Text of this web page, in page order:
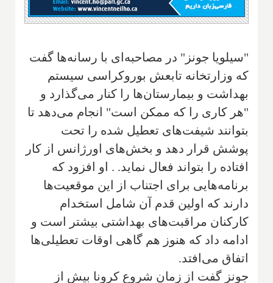
"سیلویا جونز" در مصاحبه‌ای با رسانه‌ها گفت
که وزارتخانه تابعش بوروکراسی سیستم
بهداشت و بیمارستان‌ها را کنار می‌گذارد و
"هر کاری را که ممکن است" انجام می‌دهد تا
بتوانند شیفت‌های تعطیل شده را تحت
پوشش قرار دهد و بخش‌های اورژانس از کار
افتاده را بتواند فعال نماید. . او افزود که
برنامه‌هایی برای اجتناب از این موقعیت‌ها
دارند که‌ اولین قدم آن شامل استخدام
کارکنان مراقبت‌های بهداشتی بیشتر است و
ادامه داد که هنوز هم گاهی اوقات تعطیلی‌ها
اتفاق می‌افتد.
جونز گفت از زمان شروع کرونا بیش از